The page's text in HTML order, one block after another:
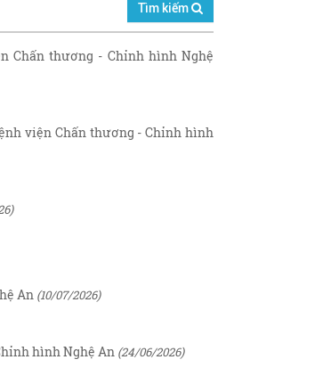
Tìm kiếm
Chấn thương - Chỉnh hình Nghệ
viện Chấn thương - Chỉnh hình
An (10/07/2026)
hình Nghệ An (24/06/2026)